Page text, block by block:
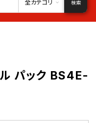
全カテゴリ 検索
パック BS4E-